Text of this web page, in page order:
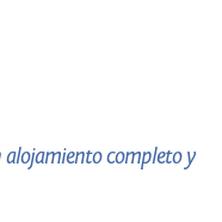
alojamiento completo y